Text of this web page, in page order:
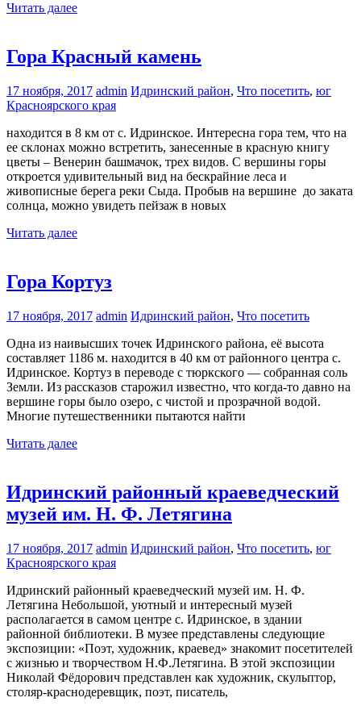
Читать далее
Гора Красный камень
17 ноября, 2017 admin Идринский район, Что посетить, юг
Красноярского края
находится в 8 км от с. Идринское. Интересна гора тем, что на
ее склонах можно встретить, занесенные в красную книгу
цветы – Венерин башмачок, трех видов. С вершины горы
откроется удивительный вид на бескрайние леса и
живописные берега реки Сыда. Пробыв на вершине до заката
солнца, можно увидеть пейзаж в новых
Читать далее
Гора Кортуз
17 ноября, 2017 admin Идринский район, Что посетить
Одна из наивысших точек Идринского района, её высота
составляет 1186 м. находится в 40 км от районного центра с.
Идринское. Кортуз в переводе с тюркского — собранная соль
Земли. Из рассказов старожил известно, что когда-то давно на
вершине горы было озеро, с чистой и прозрачной водой.
Многие путешественники пытаются найти
Читать далее
Идринский районный краеведческий
музей им. Н. Ф. Летягина
17 ноября, 2017 admin Идринский район, Что посетить, юг
Красноярского края
Идринский районный краеведческий музей им. Н. Ф.
Летягина Небольшой, уютный и интересный музей
располагается в самом центре с. Идринское, в здании
районной библиотеки. В музее представлены следующие
экспозиции: «Поэт, художник, краевед» знакомит посетителей
с жизнью и творчеством Н.Ф.Летягина. В этой экспозиции
Николай Фёдорович представлен как художник, скульптор,
столяр-краснодеревщик, поэт, писатель,